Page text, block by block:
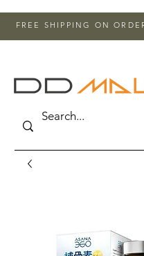
FREE SHIPPING ON